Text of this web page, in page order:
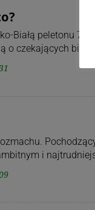
Białą peletonu
o czekających
i